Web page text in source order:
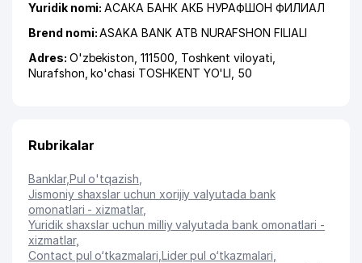
Yuridik nomi:АСАКА БАНК АКБ НУРАФШОН ФИЛИАЛ
Brend nomi:ASAKA BANK ATB NURAFSHON FILIALI
Adres: O'zbekiston, 111500, Toshkent viloyati
Nurafshon ,ko'chasi TOSHKENT YO'LI , 50
Rubrikalar
Banklar,Pul o'tqazish
Jismoniy shaxslar uchun xorijiy valyutada bank
omonatlari - xizmatlar,
Yuridik shaxslar uchun milliy valyutada bank omonatlari -
xizmatlar,
Contact pul o‘tkazmalari Lider pul o‘tkazmalari